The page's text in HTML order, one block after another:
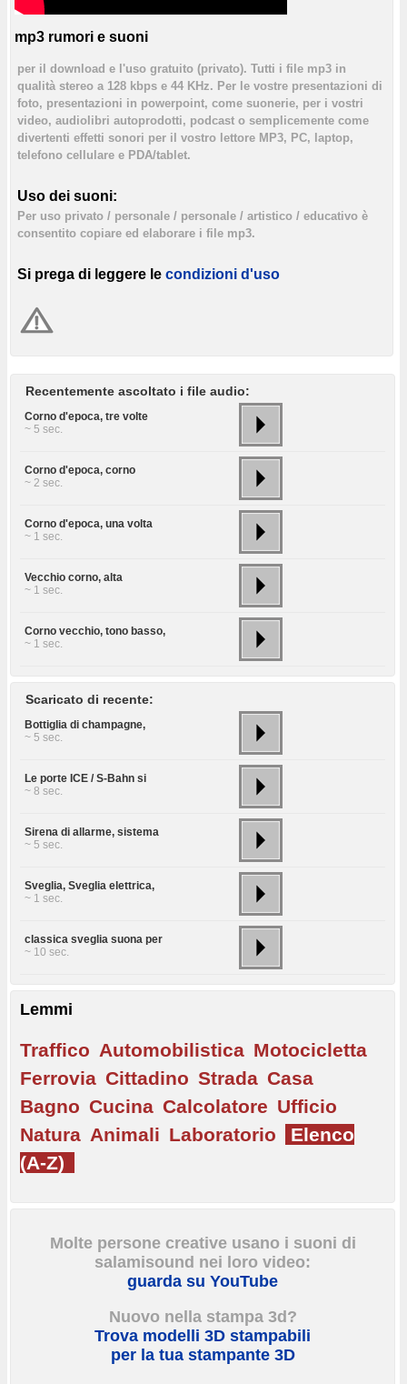
mp3 rumori e suoni
per il download e l'uso gratuito (privato). Tutti i file mp3 in
qualità stereo a 128 kbps e 44 KHz. Per le vostre presentazioni di
foto, presentazioni in powerpoint, come suonerie, per i vostri
video, audiolibri autoprodotti, podcast o semplicemente come
divertenti effetti sonori per il vostro lettore MP3, PC, laptop,
telefono cellulare e PDA/tablet.
Uso dei suoni:
Per uso privato / personale / personale / artistico / educativo è
consentito copiare ed elaborare i file mp3.
Si prega di leggere le condizioni d'uso
Recentemente ascoltato i file audio:
Corno d'epoca, tre volte
~ 5 sec.
Corno d'epoca, corno
~ 2 sec.
Corno d'epoca, una volta
~ 1 sec.
Vecchio corno, alta
~ 1 sec.
Corno vecchio, tono basso,
~ 1 sec.
Scaricato di recente:
Bottiglia di champagne,
~ 5 sec.
Le porte ICE / S-Bahn si
~ 8 sec.
Sirena di allarme, sistema
~ 5 sec.
Sveglia, Sveglia elettrica,
~ 1 sec.
classica sveglia suona per
~ 10 sec.
Lemmi
Traffico Automobilistica Motocicletta
Ferrovia Cittadino Strada Casa
Bagno Cucina Calcolatore Ufficio
Natura Animali Laboratorio
Elenco
(A-Z)
Molte persone creative usano i suoni di
salamisound nei loro video:
guarda su YouTube
Nuovo nella stampa 3d?
Trova modelli 3D stampabili
per la tua stampante 3D